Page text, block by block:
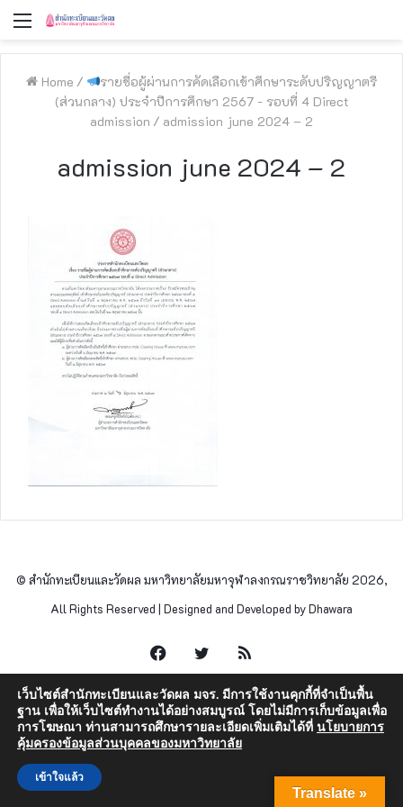
Menu
Home /
รายชื่อผู้ผ่านการคัดเลือกเข้าศึกษาระดับปริญญาตรี
(ส่วนกลาง) ประจำปีการศึกษา 2567 - รอบที่ 4 Direct
admission / admission june 2024 – 2
admission june 2024 – 2
© สำนักทะเบียนและวัดผล มหาวิทยาลัยมหาจุฬาลงกรณราชวิทยาลัย 2026,
All Rights Reserved | Designed and Developed by Dhawara
FacebookTwitter
Translate »
เว็บไซต์สำนักทะเบียนและวัดผล มจร. มีการใช้งานคุกกี้ที่จำเป็นพื้น
ฐาน เพื่อให้เว็บไซต์ทำงานได้อย่างสมบูรณ์ โดยไม่มีการเก็บข้อมูลเพื่อ
การโฆษณา ท่านสามารถศึกษารายละเอียดเพิ่มเติมได้ที่ นโยบายการ
คุ้มครองข้อมูลส่วนบุคคลของมหาวิทยาลัย
เข้าใจแล้ว